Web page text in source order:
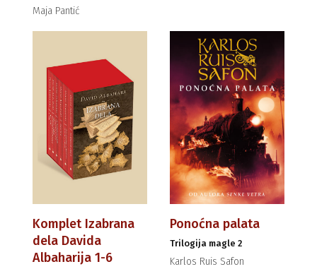
Maja Pantić
Komplet Izabrana
dela Davida
Albaharija 1-6
Ponoćna palata
Trilogija magle 2
Karlos Ruis Safon